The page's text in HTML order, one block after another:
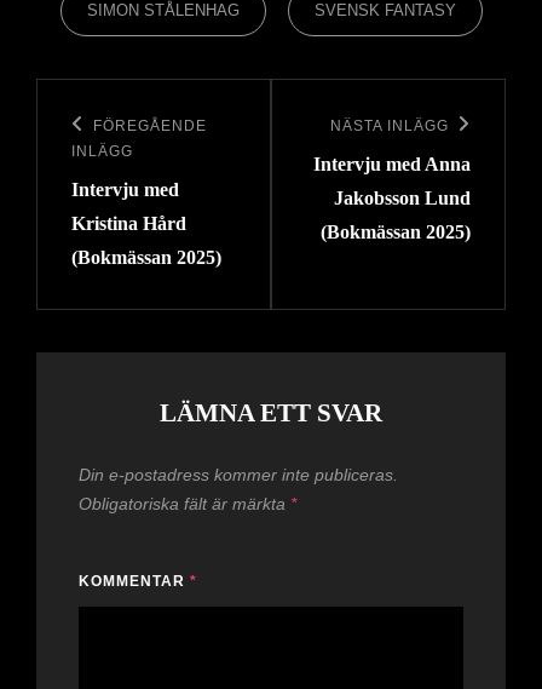
SIMON STÅLENHAG SVENSK FANTASY
Föregående
FÖREGÅENDE
INLÄGG
Intervju med
Kristina Hård
(Bokmässan 2025)
Nästa
inlägg
NÄSTA INLÄGG
Intervju med Anna
Jakobsson Lund
(Bokmässan 2025)
LÄMNA ETT SVAR
Din e-postadress kommer inte publiceras.
Obligatoriska fält är märkta *
KOMMENTAR *